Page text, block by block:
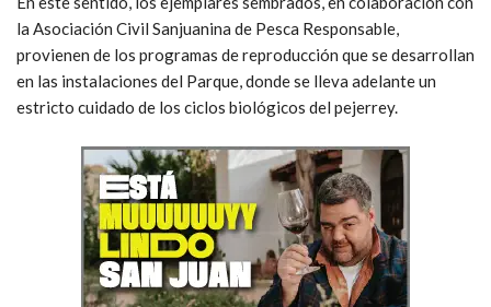
la Asociación Civil Sanjuanina de Pesca Responsable,
provienen de los programas de reproducción que se desarrollan
en las instalaciones del Parque, donde se lleva adelante un
estricto cuidado de los ciclos biológicos del pejerrey.